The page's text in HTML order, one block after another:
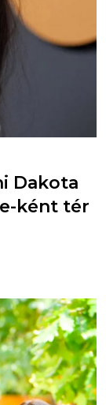
Dakota
ként tér